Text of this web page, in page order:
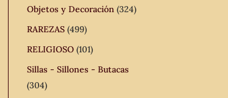
Objetos y Decoración (324)
RAREZAS (499)
RELIGIOSO (101)
Sillas - Sillones - Butacas
(304)